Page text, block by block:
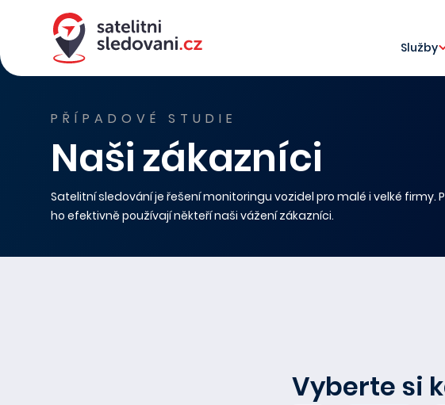
Služby
PŘÍPADOVÉ STUDIE
Naši zákazníci
Satelitní sledování je řešení monitoringu vozidel pro malé i velké firmy.
ho efektivně používají někteří naši vážení zákazníci.
Vyberte si